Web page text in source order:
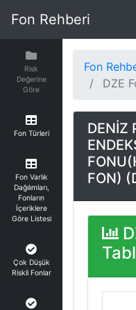
Fon Rehberi
Risk
Değerine
Göre
Fon Türleri
Fon Varlık
Dağılımları,
Fonların
İçeriklere
Göre Listesi
Çok Düşük
Riskli Fonlar
Fon
DZE
DENİZ
FON)